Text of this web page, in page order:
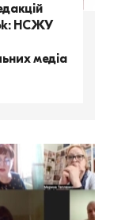
НСЖУ
медіа